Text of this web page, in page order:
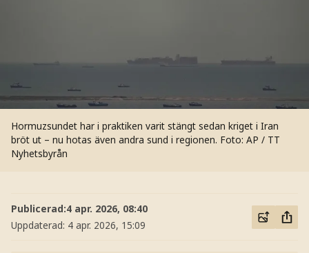
Hormuzsundet har i praktiken varit stängt sedan kriget i Iran
bröt ut – nu hotas även andra sund i regionen. Foto: AP / TT
Nyhetsbyrån
Publicerad:4 apr. 2026, 08:40
Uppdaterad: 4 apr. 2026, 15:09